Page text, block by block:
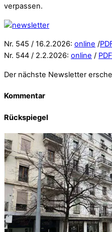
verpassen.
Nr. 545 / 16.2.2026: online /
Nr. 544 / 2.2.2026: online / PDF
Der nächste Newsletter
Kommentar
Rückspiegel